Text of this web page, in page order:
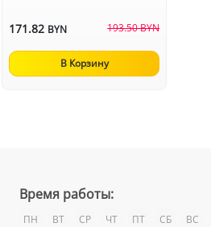
171.82 BYN 193.50 BYN
В Корзину
Время работы:
ПН ВТ СР ЧТ ПТ СБ ВС